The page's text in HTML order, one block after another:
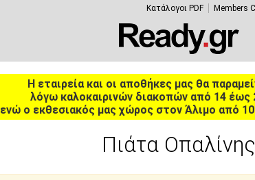
Κατάλογοι PDF Members
Η εταιρεία και οι αποθήκες μας θα
λόγω καλοκαιρινών διακοπών από 14 έως
ενώ ο εκθεσιακός μας χώρος στον Άλιμο από
Πιάτα Οπαλίνης